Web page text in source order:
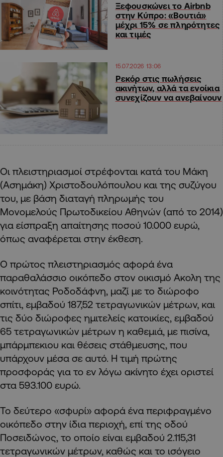
Ξεφουσκώνει το Airbnb
στην Κύπρο: «Βουτιά»
μέχρι 15% σε πληρότητες
και τιμές
15.07.2026 13:06
Ρεκόρ στις πωλήσεις
ακινήτων, αλλά τα ενοίκια
συνεχίζουν να ανεβαίνουν
Oι πλειστηριασμοί στρέφονται κατά του Μάκη
(Ασημάκη) Χριστοδουλόπουλου και της συζύγου
του, με βάση διαταγή πληρωμής του
Μονομελούς Πρωτοδικείου Αθηνών (από το 2014)
για είσπραξη απαίτησης ποσού 10.000 ευρώ,
όπως αναφέρεται στην έκθεση.
Ο πρώτος πλειστηριασμός αφορά ένα
παραθαλάσσιο οικόπεδο στον οικισμό Aκολη της
κοινότητας Ροδοδάφνη, μαζί με το διώροφο
σπίτι, εμβαδού 187,52 τετραγωνικών μέτρων, και
τις δύο διώροφες ημιτελείς κατοικίες, εμβαδού
65 τετραγωνικών μέτρων η καθεμιά, με πισίνα,
μπάρμπεκιου και θέσεις στάθμευσης, που
υπάρχουν μέσα σε αυτό. Η τιμή πρώτης
προσφοράς για το εν λόγω ακίνητο έχει οριστεί
στα 593.100 ευρώ.
Το δεύτερο «σφυρί» αφορά ένα περιφραγμένο
οικόπεδο στην ίδια περιοχή, επί της οδού
Ποσειδώνος, το οποίο είναι εμβαδού 2.115,31
τετραγωνικών μέτρων, καθώς και το ισόγειο